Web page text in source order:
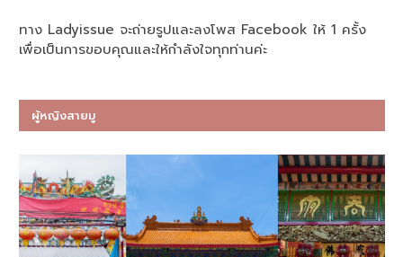
ทาง Ladyissue จะถ่ายรูปและลงโพส Facebook ให้ 1 ครั้ง
เพื่อเป็นการขอบคุณและให้กำลังใจทุกท่านค่ะ
ผู้หญิงสายมู